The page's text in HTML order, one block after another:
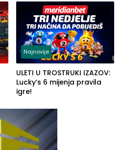
Najnovije
ULETI U TROSTRUKI IZAZOV:
Lucky’s 6 mijenja pravila
igre!